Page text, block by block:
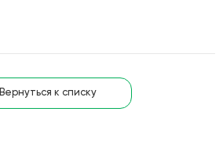
Вернуться к списку